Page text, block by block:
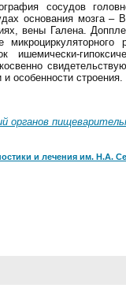
сосудов
основания мозга –
вены Галена.
ишемически-
особенности строения.
органов
и лечения им. Н.А.